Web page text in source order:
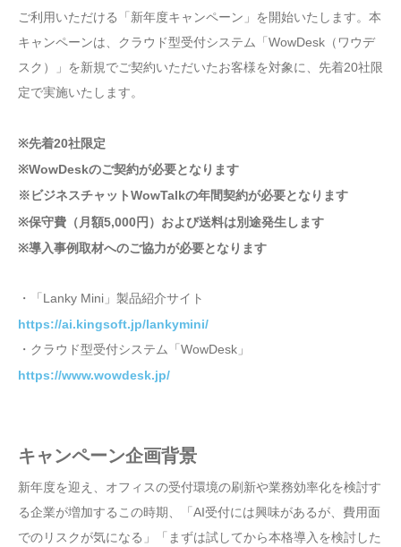
ご利用いただける「新年度キャンペーン」を開始いたします。本
キャンペーンは、クラウド型受付システム「WowDesk（ワウデ
スク）」を新規でご契約いただいたお客様を対象に、先着20社限
定で実施いたします。
※先着20社限定
※WowDeskのご契約が必要となります
※ビジネスチャットWowTalkの年間契約が必要となります
※保守費（月額5,000円）および送料は別途発生します
※導入事例取材へのご協力が必要となります
・「Lanky Mini」製品紹介サイト
https://ai.kingsoft.jp/lankymini/
・クラウド型受付システム「WowDesk」
https://www.wowdesk.jp/
キャンペーン企画背景
新年度を迎え、オフィスの受付環境の刷新や業務効率化を検討す
る企業が増加するこの時期、「AI受付には興味があるが、費用面
でのリスクが気になる」「まずは試してから本格導入を検討した